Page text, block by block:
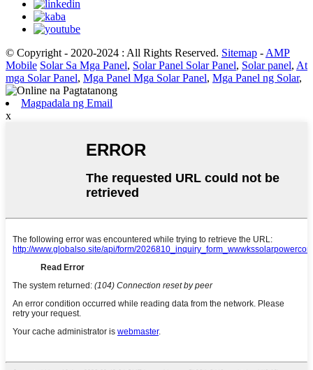
© Copyright - 2020-2024 : All Rights Reserved. Sitemap - AMP
Mobile Solar Sa Mga Panel, Solar Panel Solar Panel, Solar panel, At
mga Solar Panel, Mga Panel Mga Solar Panel, Mga Panel ng Solar,
Magpadala ng Email
x